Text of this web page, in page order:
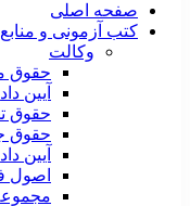
صفحه اصلی
کتب آزمونی و
وکالت
حقوق
آیین
حقوق
حقوق
آیین
اصول